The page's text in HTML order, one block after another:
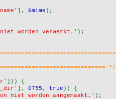
], $mime );
worden verwerkt.' );
*/
])) {
], 0755 , true )) {
niet worden aangemaakt.' );